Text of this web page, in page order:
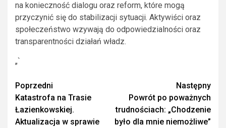
na konieczność dialogu oraz reform, które mogą
przyczynić się do stabilizacji sytuacji. Aktywiści oraz
społeczeństwo wzywają do odpowiedzialności oraz
transparentności działań władz.
„`
Zobacz
wpisy
Poprzedni
Katastrofa na Trasie
Łazienkowskiej.
Aktualizacja w sprawie
Następny
Powrót po poważnych
trudnościach: „Chodzenie
było dla mnie niemożliwe”